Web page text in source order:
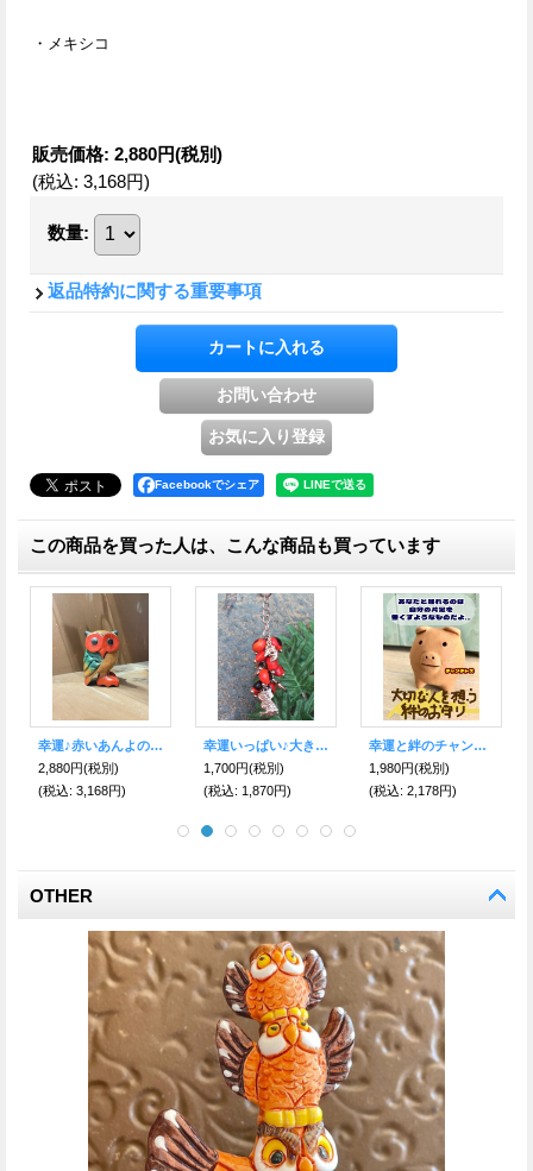
・メキシコ
販売価格: 2,880円(税別)
(税込: 3,168円)
数量:
返品特約に関する重要事項
Facebookでシェア
この商品を買った人は、こんな商品も買っています
先を見通し厄を祓う★ナザールボンジュウ★ふくろうレザーキーリング ブルー
3,200円(税別)
(税込: 3,520円)
幸運こいこい♪木彫り黒フクロウEXサイズ
4,400円(税別)
(税込: 4,840円)
【限定セール品】福が来ますように！風水切り絵 【無形文化財】 〜金魚〜
4,980円(税別)
(税込: 5,478円)
OTHER